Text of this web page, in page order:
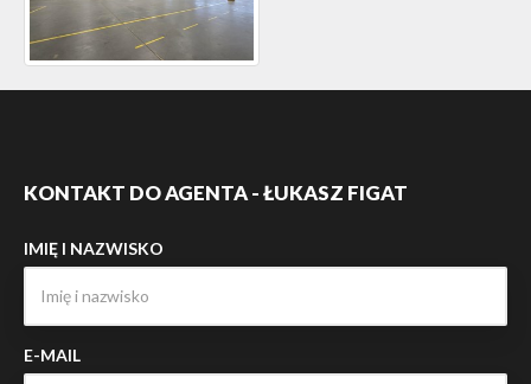
KONTAKT DO AGENTA - ŁUKASZ FIGAT
IMIĘ I NAZWISKO
E-MAIL